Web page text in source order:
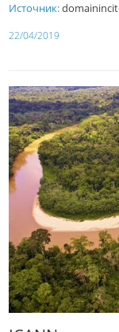
Источник:
22/04/2019